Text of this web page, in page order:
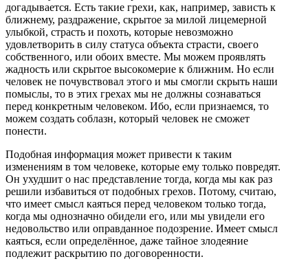
догадывается. Есть такие грехи, как, например, зависть к
ближнему, раздражение, скрытое за милой лицемерной
улыбкой, страсть и похоть, которые невозможно
удовлетворить в силу статуса объекта страсти, своего
собственного, или обоих вместе. Мы можем проявлять
жадность или скрытое высокомерие к ближним. Но если
человек не почувствовал этого и мы смогли скрыть наши
помыслы, то в этих грехах мы не должны сознаваться
перед конкретным человеком. Ибо, если признаемся, то
можем создать соблазн, который человек не сможет
понести.
Подобная информация может привести к таким
изменениям в том человеке, которые ему только повредят.
Он ухудшит о нас представление тогда, когда мы как раз
решили избавиться от подобных грехов. Потому, считаю,
что имеет смысл каяться перед человеком только тогда,
когда мы однозначно обидели его, или мы увидели его
недовольство или оправданное подозрение. Имеет смысл
каяться, если определённое, даже тайное злодеяние
подлежит раскрытию по договоренности.